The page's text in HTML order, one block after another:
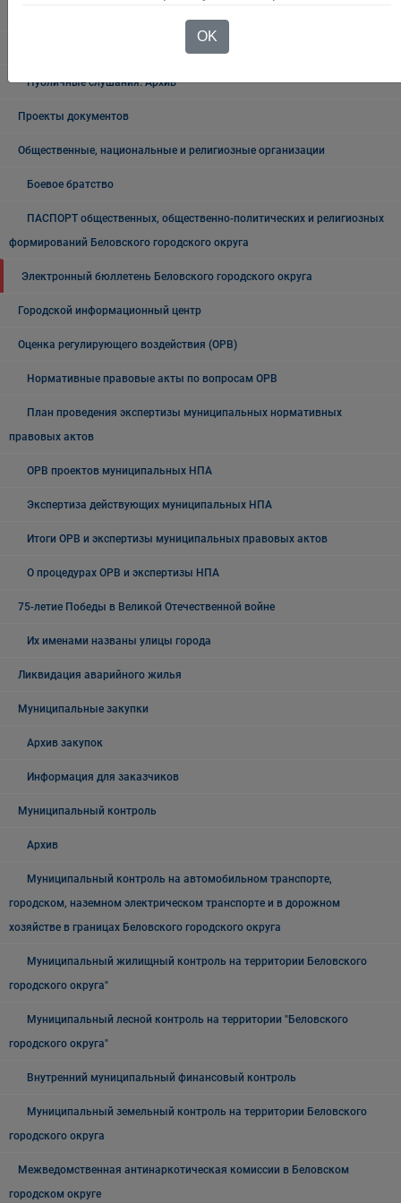
Публичные слушания. Архив
Проекты документов
Общественные, национальные и религиозные организации
Боевое братство
ПАСПОРТ общественных, общественно-политических и религиозных
формирований Беловского городского округа
Электронный бюллетень Беловского городского округа
Городской информационный центр
Оценка регулирующего воздействия (ОРВ)
Нормативные правовые акты по вопросам ОРВ
План проведения экспертизы муниципальных нормативных
правовых актов
ОРВ проектов муниципальных НПА
Экспертиза действующих муниципальных НПА
Итоги ОРВ и экспертизы муниципальных правовых актов
О процедурах ОРВ и экспертизы НПА
75-летие Победы в Великой Отечественной войне
Их именами названы улицы города
Ликвидация аварийного жилья
Муниципальные закупки
Архив закупок
Информация для заказчиков
Муниципальный контроль
Архив
Муниципальный контроль на автомобильном транспорте,
городском, наземном электрическом транспорте и в дорожном
хозяйстве в границах Беловского городского округа
Муниципальный жилищный контроль на территории Беловского
городского округа"
Муниципальный лесной контроль на территории "Беловского
городского округа"
Внутренний муниципальный финансовый контроль
Муниципальный земельный контроль на территории Беловского
городского округа
Межведомственная антинаркотическая комиссии в Беловском
городском округе
OK